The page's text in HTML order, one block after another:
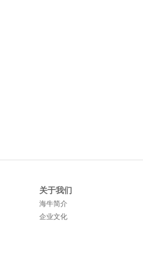
关于我们
海牛简介
企业文化